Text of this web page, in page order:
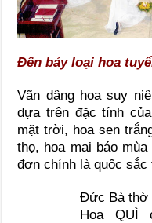
Đến bảy loại hoa
Vãn dâng hoa suy
dựa trên đặc tính
mặt trời, hoa sen
thọ, hoa mai báo
đơn chính là quốc sắc
Đức Bà thờ
Hoa QUÌ